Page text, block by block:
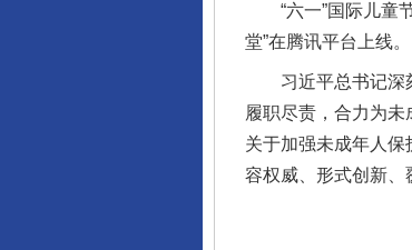
“六一”国际儿童节
堂”在腾讯平台上线。
习近平总书记深刻
履职尽责，合力为
关于加强未成年人
容权威、形式创新、